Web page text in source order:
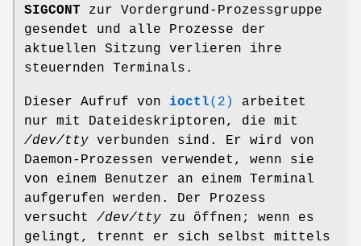
SIGCONT zur Vordergrund-Prozessgruppe
gesendet und alle Prozesse der
aktuellen Sitzung verlieren ihre
steuernden Terminals.
Dieser Aufruf von ioctl(2)
arbeitet
nur mit Dateideskriptoren, die mit
/dev/tty verbunden sind. Er wird von
Daemon-Prozessen verwendet, wenn sie
von einem Benutzer an einem Terminal
aufgerufen werden. Der Prozess
versucht /dev/tty zu öffnen; wenn es
gelingt, trennt er sich selbst mittels